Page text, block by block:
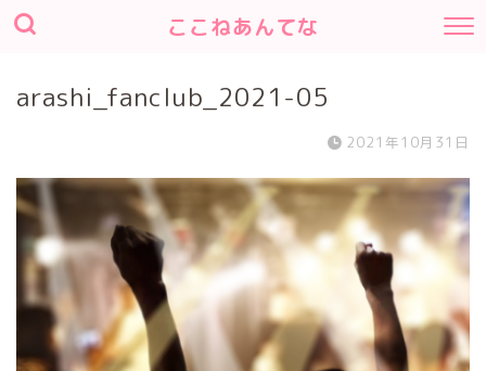
ここねあんてな
arashi_fanclub_2021-05
2021年10月31日